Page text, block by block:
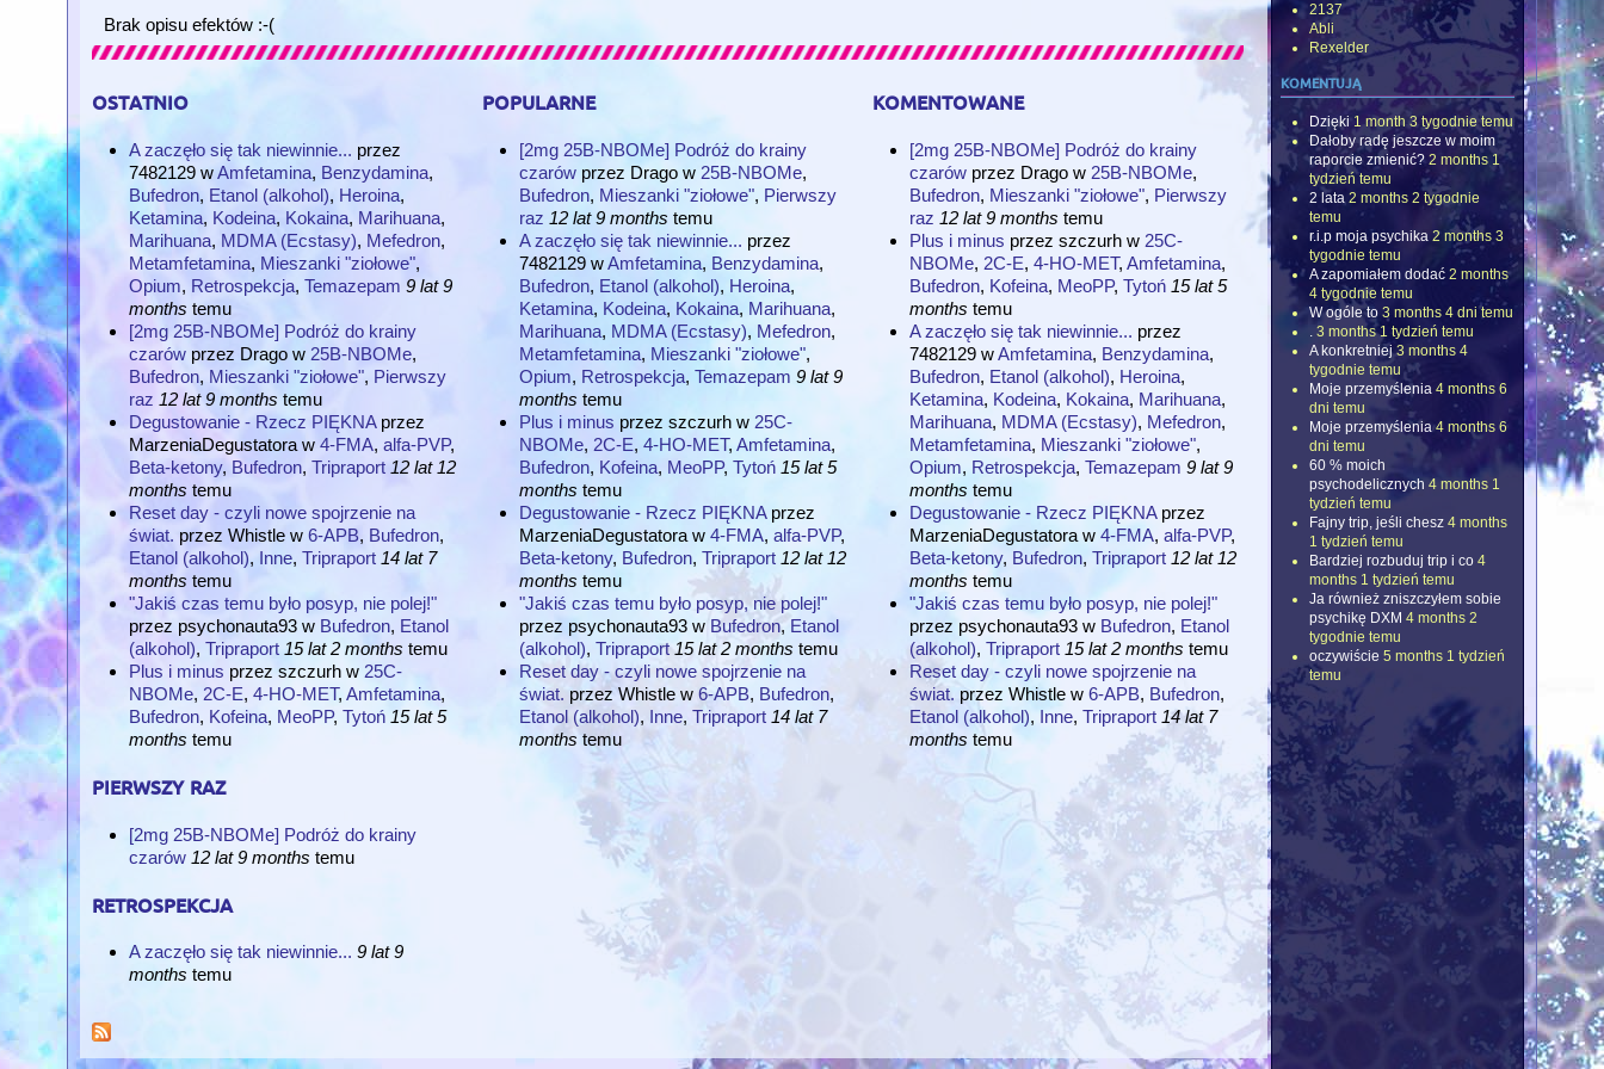
Brak opisu efektów :-(
ostatnio
A zaczęło się tak niewinnie... przez
7482129 wAmfetamina, Benzydamina,
Bufedron, Etanol (alkohol), Heroina,
Ketamina, Kodeina, Kokaina, Marihuana,
Marihuana, MDMA (Ecstasy), Mefedron,
Metamfetamina, Mieszanki "ziołowe",
Opium, Retrospekcja, Temazepam 9 lat 9
months temu
[2mg 25B-NBOMe] Podróż do krainy
czarów przez Drago w 25B-NBOMe,
Bufedron, Mieszanki "ziołowe", Pierwszy
raz 12 lat 9 months temu
Degustowanie - Rzecz PIĘKNA przez
MarzeniaDegustatora w 4-FMA, alfa-PVP,
Beta-ketony, Bufedron, Tripraport 12 lat 12
months temu
Reset day - czyli nowe spojrzenie na
świat. przez Whistle w 6-APB, Bufedron,
Etanol (alkohol), Inne, Tripraport 14 lat 7
months temu
"Jakiś czas temu było posyp, nie polej!"
przez psychonauta93 w Bufedron, Etanol
(alkohol), Tripraport 15 lat 2 months temu
Plus i minus przez szczurh w 25C-
NBOMe, 2C-E, 4-HO-MET, Amfetamina,
Bufedron, Kofeina, MeoPP, Tytoń 15 lat 5
months temu
pierwszy raz
[2mg 25B-NBOMe] Podróż do krainy
czarów 12 lat 9 months temu
retrospekcja
A zaczęło się tak niewinnie... 9 lat 9
months temu
popularne
[2mg 25B-NBOMe] Podróż do krainy
czarów przez Drago w 25B-NBOMe,
Bufedron, Mieszanki "ziołowe", Pierwszy
raz 12 lat 9 months temu
A zaczęło się tak niewinnie... przez
7482129 w Amfetamina, Benzydamina,
Bufedron, Etanol (alkohol), Heroina,
Ketamina, Kodeina, Kokaina, Marihuana,
Marihuana, MDMA (Ecstasy), Mefedron,
Metamfetamina, Mieszanki "ziołowe",
Opium, Retrospekcja, Temazepam 9 lat 9
months temu
Plus i minus przez szczurh w 25C-
NBOMe, 2C-E, 4-HO-MET, Amfetamina,
Bufedron, Kofeina, MeoPP, Tytoń 15 lat 5
months temu
Degustowanie - Rzecz PIĘKNA przez
MarzeniaDegustatora w 4-FMA, alfa-PVP,
Beta-ketony, Bufedron, Tripraport 12 lat 12
months temu
"Jakiś czas temu było posyp, nie polej!"
przez psychonauta93 w Bufedron, Etanol
(alkohol), Tripraport 15 lat 2 months temu
Reset day - czyli nowe spojrzenie na
świat. przez Whistle w 6-APB, Bufedron,
Etanol (alkohol), Inne, Tripraport 14 lat 7
months temu
komentowane
[2mg 25B-NBOMe] Podróż do krainy
czarów przez Drago w 25B-NBOMe,
Bufedron, Mieszanki "ziołowe", Pierwszy
raz 12 lat 9 months temu
Plus i minus przez szczurh w 25C-
NBOMe, 2C-E, 4-HO-MET, Amfetamina,
Bufedron, Kofeina, MeoPP, Tytoń 15 lat 5
months temu
A zaczęło się tak niewinnie... przez
7482129 wAmfetamina, Benzydamina,
Bufedron, Etanol (alkohol), Heroina,
Ketamina, Kodeina, Kokaina, Marihuana,
Marihuana, MDMA (Ecstasy), Mefedron,
Metamfetamina, Mieszanki "ziołowe",
Opium, Retrospekcja, Temazepam 9 lat 9
months temu
Degustowanie - Rzecz PIĘKNA przez
MarzeniaDegustatora w 4-FMA, alfa-PVP,
Beta-ketony, Bufedron, Tripraport 12 lat 12
months temu
"Jakiś czas temu było posyp, nie polej!"
przez psychonauta93 w Bufedron, Etanol
(alkohol), Tripraport 15 lat 2 months temu
Reset day - czyli nowe spojrzenie na
świat. przez Whistle w 6-APB, Bufedron,
Etanol (alkohol), Inne, Tripraport 14 lat 7
months temu
2137
Abli
Rexelder
komentują
Dzięki 1 month 3 tygodnie temu
Dałoby radę jeszcze w moim
raporcie zmienić? 2 months 1
tydzień temu
2 lata 2 months 2 tygodnie
temu
r.i.p moja psychika 2 months 3
tygodnie temu
A zapomiałem dodać 2 months
4 tygodnie temu
W ogóle to 3 months 4 dni temu
3 months 1 tydzień temu
A konkretniej 3 months 4
tygodnie temu
Moje przemyślenia 4 months 6
dni temu
Moje przemyślenia 4 months 6
dni temu
60 % moich
psychodelicznych 4 months 1
tydzień temu
Fajny trip, jeśli chesz 4 months
1 tydzień temu
Bardziej rozbuduj trip i co 4
months 1 tydzień temu
Ja również zniszczyłem sobie
psychikę DXM 4 months 2
tygodnie temu
oczywiście 5 months 1 tydzień
temu